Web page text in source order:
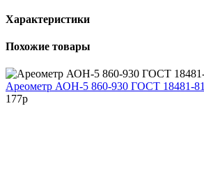
Характеристики
Похожие товары
Ареометр АОН-5 860-930 ГОСТ 18481-81
177p